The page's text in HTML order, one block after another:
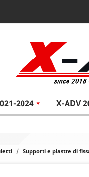
2024 X-ADV
Supporti e piastre di